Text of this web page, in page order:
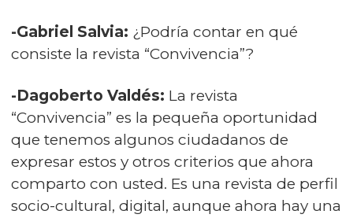
-Gabriel Salvia: ¿Podría contar en qué
consiste la revista “Convivencia”?
-Dagoberto Valdés: La revista
“Convivencia” es la pequeña oportunidad
que tenemos algunos ciudadanos de
expresar estos y otros criterios que ahora
comparto con usted. Es una revista de perfil
socio-cultural, digital, aunque ahora hay una